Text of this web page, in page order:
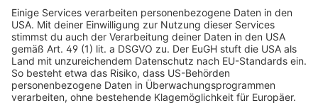
Seite
1 Seite
2